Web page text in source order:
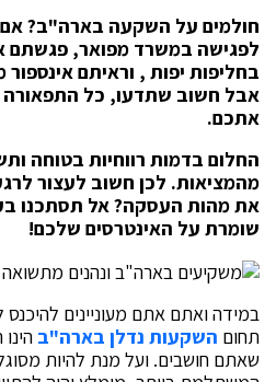
חולמים על השקעה בארה"ב? אם
לפגישה במשרד מפואר, פגשתם
בחליפות יפות , וראיתם
אבל חשוב שתדעו, כל התפאורה
אתכם.
החלום בדמות רווחיות בטוחה
מהמציאות. לכן חשוב לעצור
את מהות העסקה? אל תסתכנו
שומרת על האינטרסים שלכם!
במידה ואתם אתם מעוניינים
תחום השקעות נדלן בארה"ב
שאתם חושבים. ועל מנת להיות